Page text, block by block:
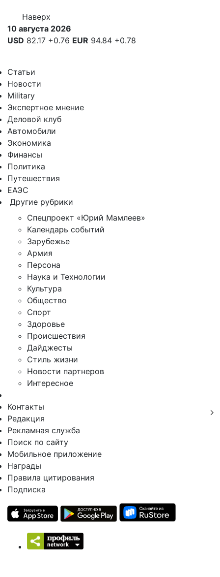
Наверх
10 августа 2026
USD 82.17 +0.76 EUR 94.84 +0.78
Статьи
Новости
Military
Экспертное мнение
Деловой клуб
Автомобили
Экономика
Финансы
Политика
Путешествия
ЕАЭС
Другие рубрики
Спецпроект «Юрий Мамлеев»
Календарь событий
Зарубежье
Армия
Персона
Наука и Технологии
Культура
Общество
Спорт
Здоровье
Происшествия
Дайджесты
Стиль жизни
Новости партнеров
Интересное
Контакты
Редакция
Рекламная служба
Поиск по сайту
Мобильное приложение
Награды
Правила цитирования
Подписка